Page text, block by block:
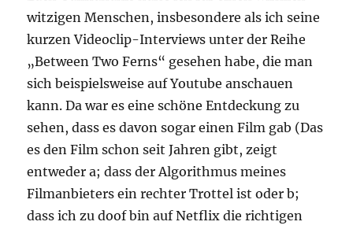
witzigen Menschen, insbesondere als ich seine
kurzen Videoclip-Interviews unter der Reihe
„Between Two Ferns“ gesehen habe, die man
sich beispielsweise auf Youtube anschauen
kann. Da war es eine schöne Entdeckung zu
sehen, dass es davon sogar einen Film gab (Das
es den Film schon seit Jahren gibt, zeigt
entweder a; dass der Algorithmus meines
Filmanbieters ein rechter Trottel ist oder b;
dass ich zu doof bin auf Netflix die richtigen